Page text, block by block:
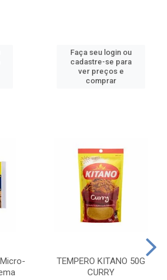
Faça seu login ou
cadastre-se para
ver preços e
comprar
TEMPERO KITANO 50G
CURRY